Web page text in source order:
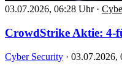
03.07.2026, 06:28 Uhr ·
CrowdStrike Aktie: 4-
Cyber Security · 03.07.2026,